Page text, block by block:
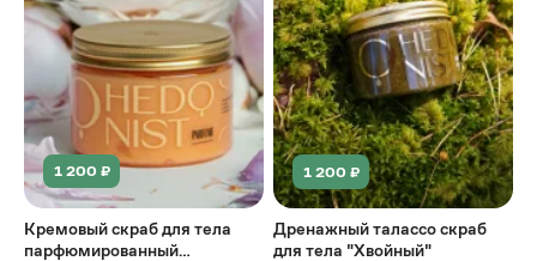
1 200 ₽
Кремовый скраб для тела
парфюмированный
1 200 ₽
Дренажный талассо скраб
для тела "Хвойный"